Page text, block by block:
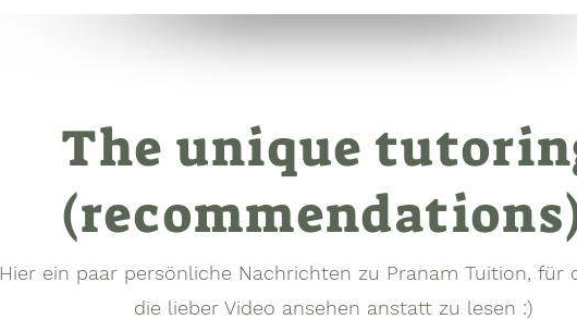
The unique
Hier ein paar persönliche Nachrichten zu Pranam Tuition, für
die lieber Video ansehen anstatt zu lesen :)